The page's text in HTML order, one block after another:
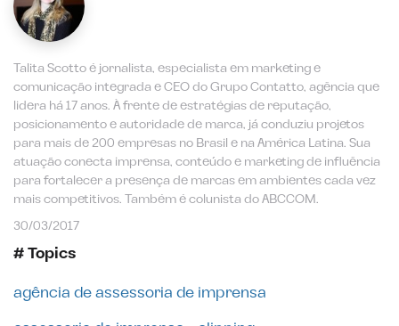
Talita Scotto é jornalista, especialista em marketing e
comunicação integrada e CEO do Grupo Contatto, agência que
lidera há 17 anos. À frente de estratégias de reputação,
posicionamento e autoridade de marca, já conduziu projetos
para mais de 200 empresas no Brasil e na América Latina. Sua
atuação conecta imprensa, conteúdo e marketing de influência
para fortalecer a presença de marcas em ambientes cada vez
mais competitivos. Também é colunista do ABCCOM.
30/03/2017
# Topics
agência de assessoria de imprensa